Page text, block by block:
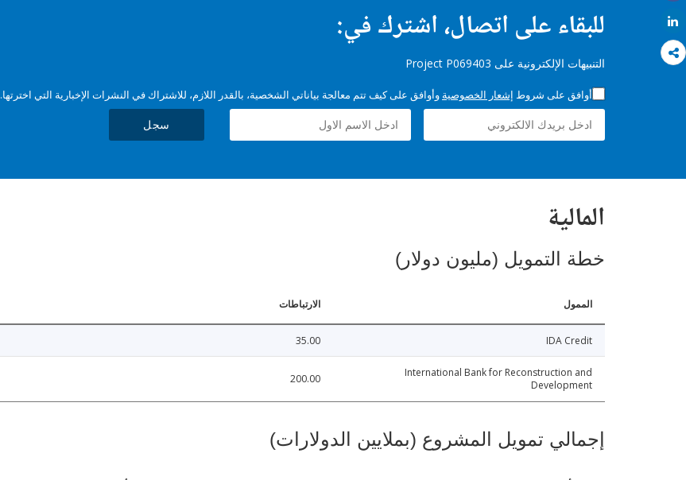
Share
للبقاء على اتصال، اشترك في:
التنبيهات الإلكترونية على Project P069403
أوافق على شروط إشعار الخصوصية وأوافق على كيف تتم معالجة بياناتي الشخصية، بالقدر اللازم، للاشتراك في النشرات الإخبارية التي اخترتها.
سجل
المالية
خطة التمويل (مليون دولار)
الممول الارتباطات
IDA Credit
35.00
International Bank for Reconstruction and
Development
200.00
إجمالي تمويل المشروع (بملايين الدولارات)